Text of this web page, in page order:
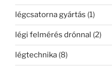
légcsatorna gyártás (1)
légi felmérés drónnal (2)
légtechnika (8)